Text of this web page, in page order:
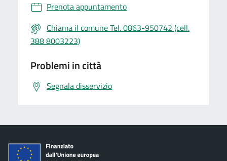
Prenota appuntamento
Chiama il comune Tel. 0863-950742 (cell.
388 8003223)
Problemi in città
Segnala disservizio